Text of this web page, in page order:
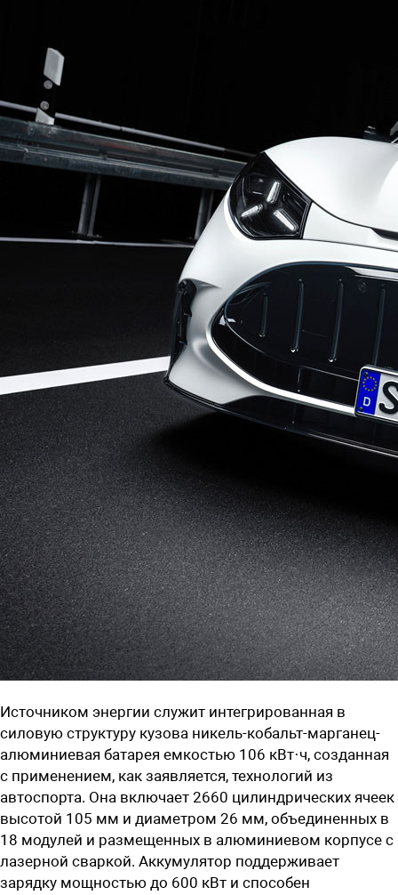
Источником энергии служит интегрированная в
силовую структуру кузова никель-кобальт-марганец-
алюминиевая батарея емкостью 106 кВт·ч, созданная
с применением, как заявляется, технологий из
автоспорта. Она включает 2660 цилиндрических ячеек
высотой 105 мм и диаметром 26 мм, объединенных в
18 модулей и размещенных в алюминиевом корпусе с
лазерной сваркой. Аккумулятор поддерживает
зарядку мощностью до 600 кВт и способен